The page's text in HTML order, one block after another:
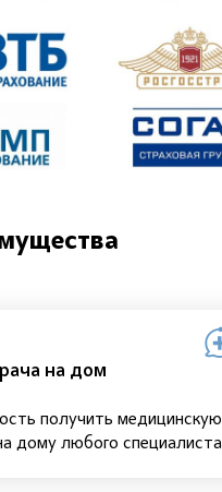
на дом
получить медицинскую
дому любого специалиста